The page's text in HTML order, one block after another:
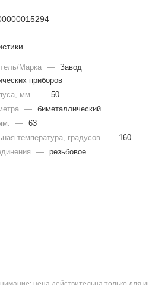
Марка —
Завод
приборов
мм.
—
50
—
биметаллический
—
63
температура, градусов
—
160
— резьбовое